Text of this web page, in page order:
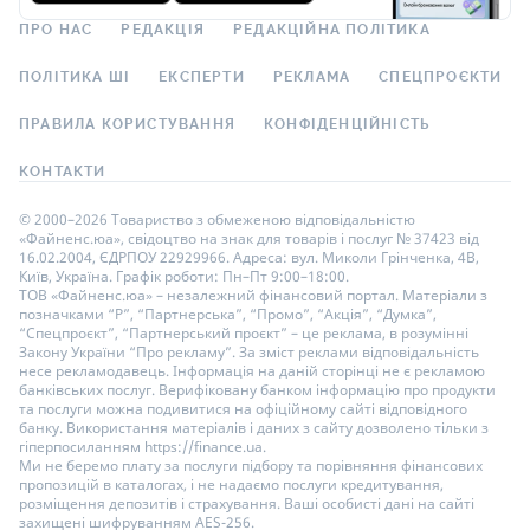
ПРО НАС РЕДАКЦІЯ РЕДАКЦІЙНА ПОЛІТИКА
ПОЛІТИКА ШІ ЕКСПЕРТИ РЕКЛАМА СПЕЦПРОЄКТИ
ПРАВИЛА КОРИСТУВАННЯ КОНФІДЕНЦІЙНІСТЬ
КОНТАКТИ
© 2000–2026 Товариство з обмеженою відповідальністю
«Файненс.юа», свідоцтво на знак для товарів і послуг № 37423 від
16.02.2004, ЄДРПОУ 22929966. Адреса: вул. Миколи Грінченка, 4В,
Київ, Україна. Графік роботи: Пн–Пт 9:00–18:00.
ТОВ «Файненс.юа» – незалежний фінансовий портал. Матеріали з
позначками “Р”, “Партнерська”, “Промо”, “Акція”, “Думка”,
“Спецпроєкт”, “Партнерський проєкт” – це реклама, в розумінні
Закону України “Про рекламу”. За зміст реклами відповідальність
несе рекламодавець. Інформація на даній сторінці не є рекламою
банківських послуг. Верифіковану банком інформацію про продукти
та послуги можна подивитися на офіційному сайті відповідного
банку. Використання матеріалів і даних з сайту дозволено тільки з
гіперпосиланням https://finance.ua.
Ми не беремо плату за послуги підбору та порівняння фінансових
пропозицій в каталогах, і не надаємо послуги кредитування,
розміщення депозитів і страхування. Ваші особисті дані на сайті
захищені шифруванням AES-256.